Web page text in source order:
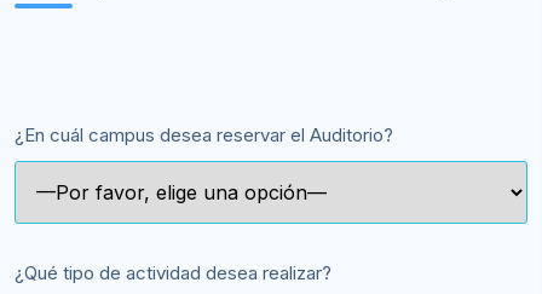
¿En cuál campus desea reservar el Auditorio?
¿Qué tipo de actividad desea realizar?